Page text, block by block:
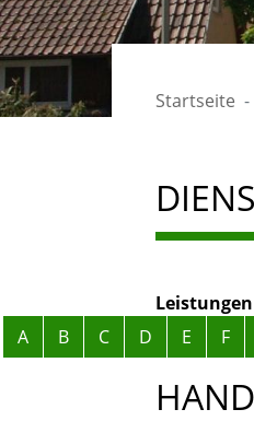
Startseite
Leistungen
A B C D E F